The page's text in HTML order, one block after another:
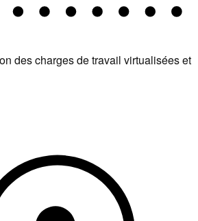
des charges de travail virtualisées et